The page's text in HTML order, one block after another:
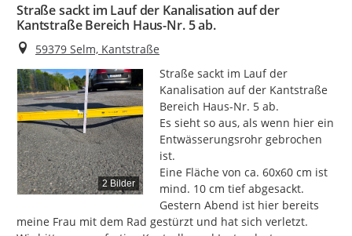
Straße sackt im Lauf der Kanalisation auf der
Kantstraße Bereich Haus-Nr. 5 ab.
Ort
59379 Selm, Kantstraße
2 Bilder
Straße sackt im Lauf der
Kanalisation auf der Kantstraße
Bereich Haus-Nr. 5 ab.
Es sieht so aus, als wenn hier ein
Entwässerungsrohr gebrochen
ist.
Eine Fläche von ca. 60x60 cm ist
mind. 10 cm tief abgesackt.
Gestern Abend ist hier bereits
meine Frau mit dem Rad gestürzt und hat sich verletzt.